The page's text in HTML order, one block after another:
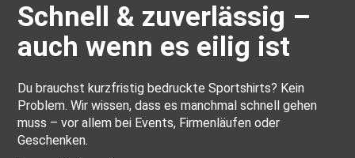
Schnell & zuverlässig –
auch wenn es eilig ist
Du brauchst kurzfristig bedruckte Sportshirts? Kein
Problem. Wir wissen, dass es manchmal schnell gehen
muss – vor allem bei Events, Firmenläufen oder
Geschenken.